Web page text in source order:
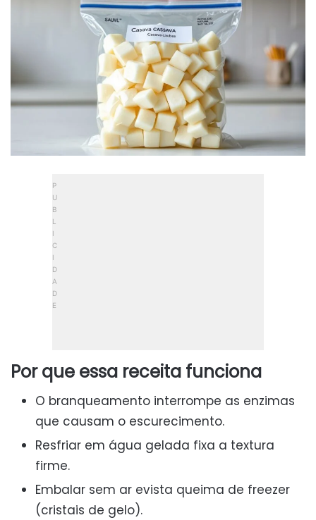
Por que essa receita funciona
O branqueamento interrompe as enzimas
que causam o escurecimento.
Resfriar em água gelada fixa a textura
firme.
Embalar sem ar evista queima de freezer
(cristais de gelo).